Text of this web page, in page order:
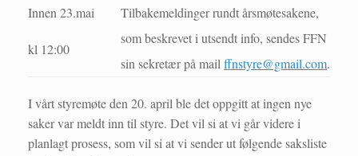
Innen 23.mai
kl 12:00
Tilbakemeldinger rundt årsmøtesakene,
som beskrevet i utsendt info, sendes FFN
sin sekretær på mail ffnstyre@gmail.com.
I vårt styremøte den 20. april ble det oppgitt at ingen nye
saker var meldt inn til styre. Det vil si at vi går videre i
planlagt prosess, som vil si at vi sender ut følgende saksliste